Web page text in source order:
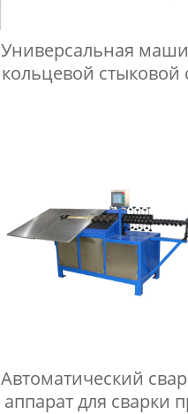
Универсальная
кольцевой стыковой
Автоматический
аппарат для сварки